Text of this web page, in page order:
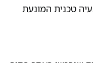
טכנית המונעת